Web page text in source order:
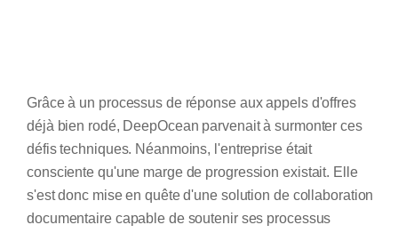
Grâce à un processus de réponse aux appels d'offres
déjà bien rodé, DeepOcean parvenait à surmonter ces
défis techniques. Néanmoins, l'entreprise était
consciente qu'une marge de progression existait. Elle
s'est donc mise en quête d'une solution de collaboration
documentaire capable de soutenir ses processus